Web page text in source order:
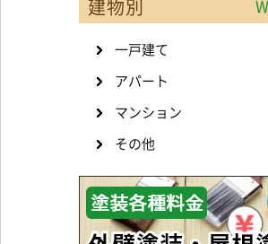
建物別
一戸建て
アパート
マンション
その他